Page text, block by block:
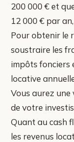
200 000 € et
12 000 € par
Pour obtenir le
soustraire les
impôts fonciers
locative
Vous aurez
de votre
Quant au cash
les revenus